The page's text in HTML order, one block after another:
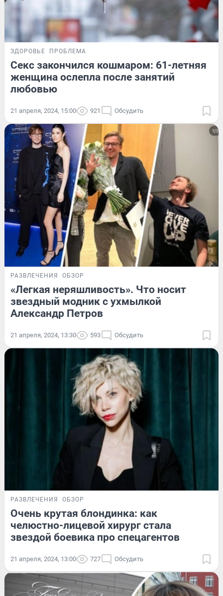
ЗДОРОВЬЕ ПРОБЛЕМА
Секс закончился кошмаром: 61-летняя
женщина ослепла после занятий
любовью
21 апреля, 2024, 15:00 921 Обсудить
РАЗВЛЕЧЕНИЯ ОБЗОР
«Легкая неряшливость». Что носит
звездный модник с ухмылкой
Александр Петров
21 апреля, 2024, 13:30 593 Обсудить
РАЗВЛЕЧЕНИЯ ОБЗОР
Очень крутая блондинка: как
челюстно-лицевой хирург стала
звездой боевика про спецагентов
21 апреля, 2024, 13:00 727 Обсудить